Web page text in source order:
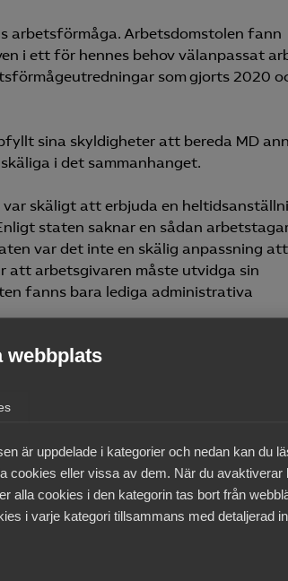
webbplats
är uppdelade i kategorier och nedan kan du
cookies eller vissa av dem. När du avaktiverar
alla cookies i den kategorin tas bort från
i varje kategori tillsammans med detaljerad
arbetsförmåga. Arbetsdomstolen fann
i ett för hennes behov välanpassat
som gjorts 2020
sina skyldigheter att bereda MD
i det sammanhanget.
skäligt att erbjuda en
staten saknar en sådan
var det inte en skälig anpassning att
att arbetsgivaren måste utvidga sin
fanns bara lediga administrativa
är begränsad till deltid pga.
för en heltidsanställning enbart på
av MD inte hade några lediga
anses uteslutet att det kan vara
deltid vid omplacering erbjuds en
För att en sådan anpassning
att hindret för arbetsförmågan
måste en